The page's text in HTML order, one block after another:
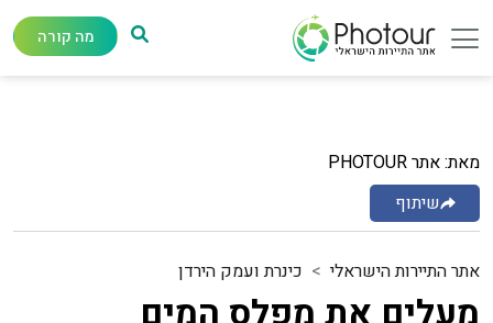
מה קורה
מאת: אתר PHOTOUR
שיתוף
אתר התיירות הישראלי כינרת ועמק הירדן